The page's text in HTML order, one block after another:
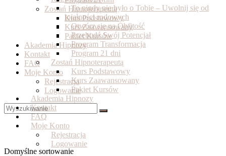
To nigdy nie było o Tobie – Uwolnij się od
lojalności rodowych
Otwórz się na Obfitość
Przebudź Swój Potencjał
Program Transformacja
Program 21 dni
Zostań Hipnoterapeutą
Kurs Podstawowy
Kurs Zaawansowany
Pakiet Kursów
Akademia Hipnozy
Kontakt
FAQ
Moje Konto
Rejestracja
Logowanie
Zostań Hipnoterapeutą
Kurs Podstawowy
Kurs Zaawansowany
Pakiet Kursów
Akademia Hipnozy
Kontakt
FAQ
Moje Konto
Rejestracja
Logowanie
Domyślne sortowanie